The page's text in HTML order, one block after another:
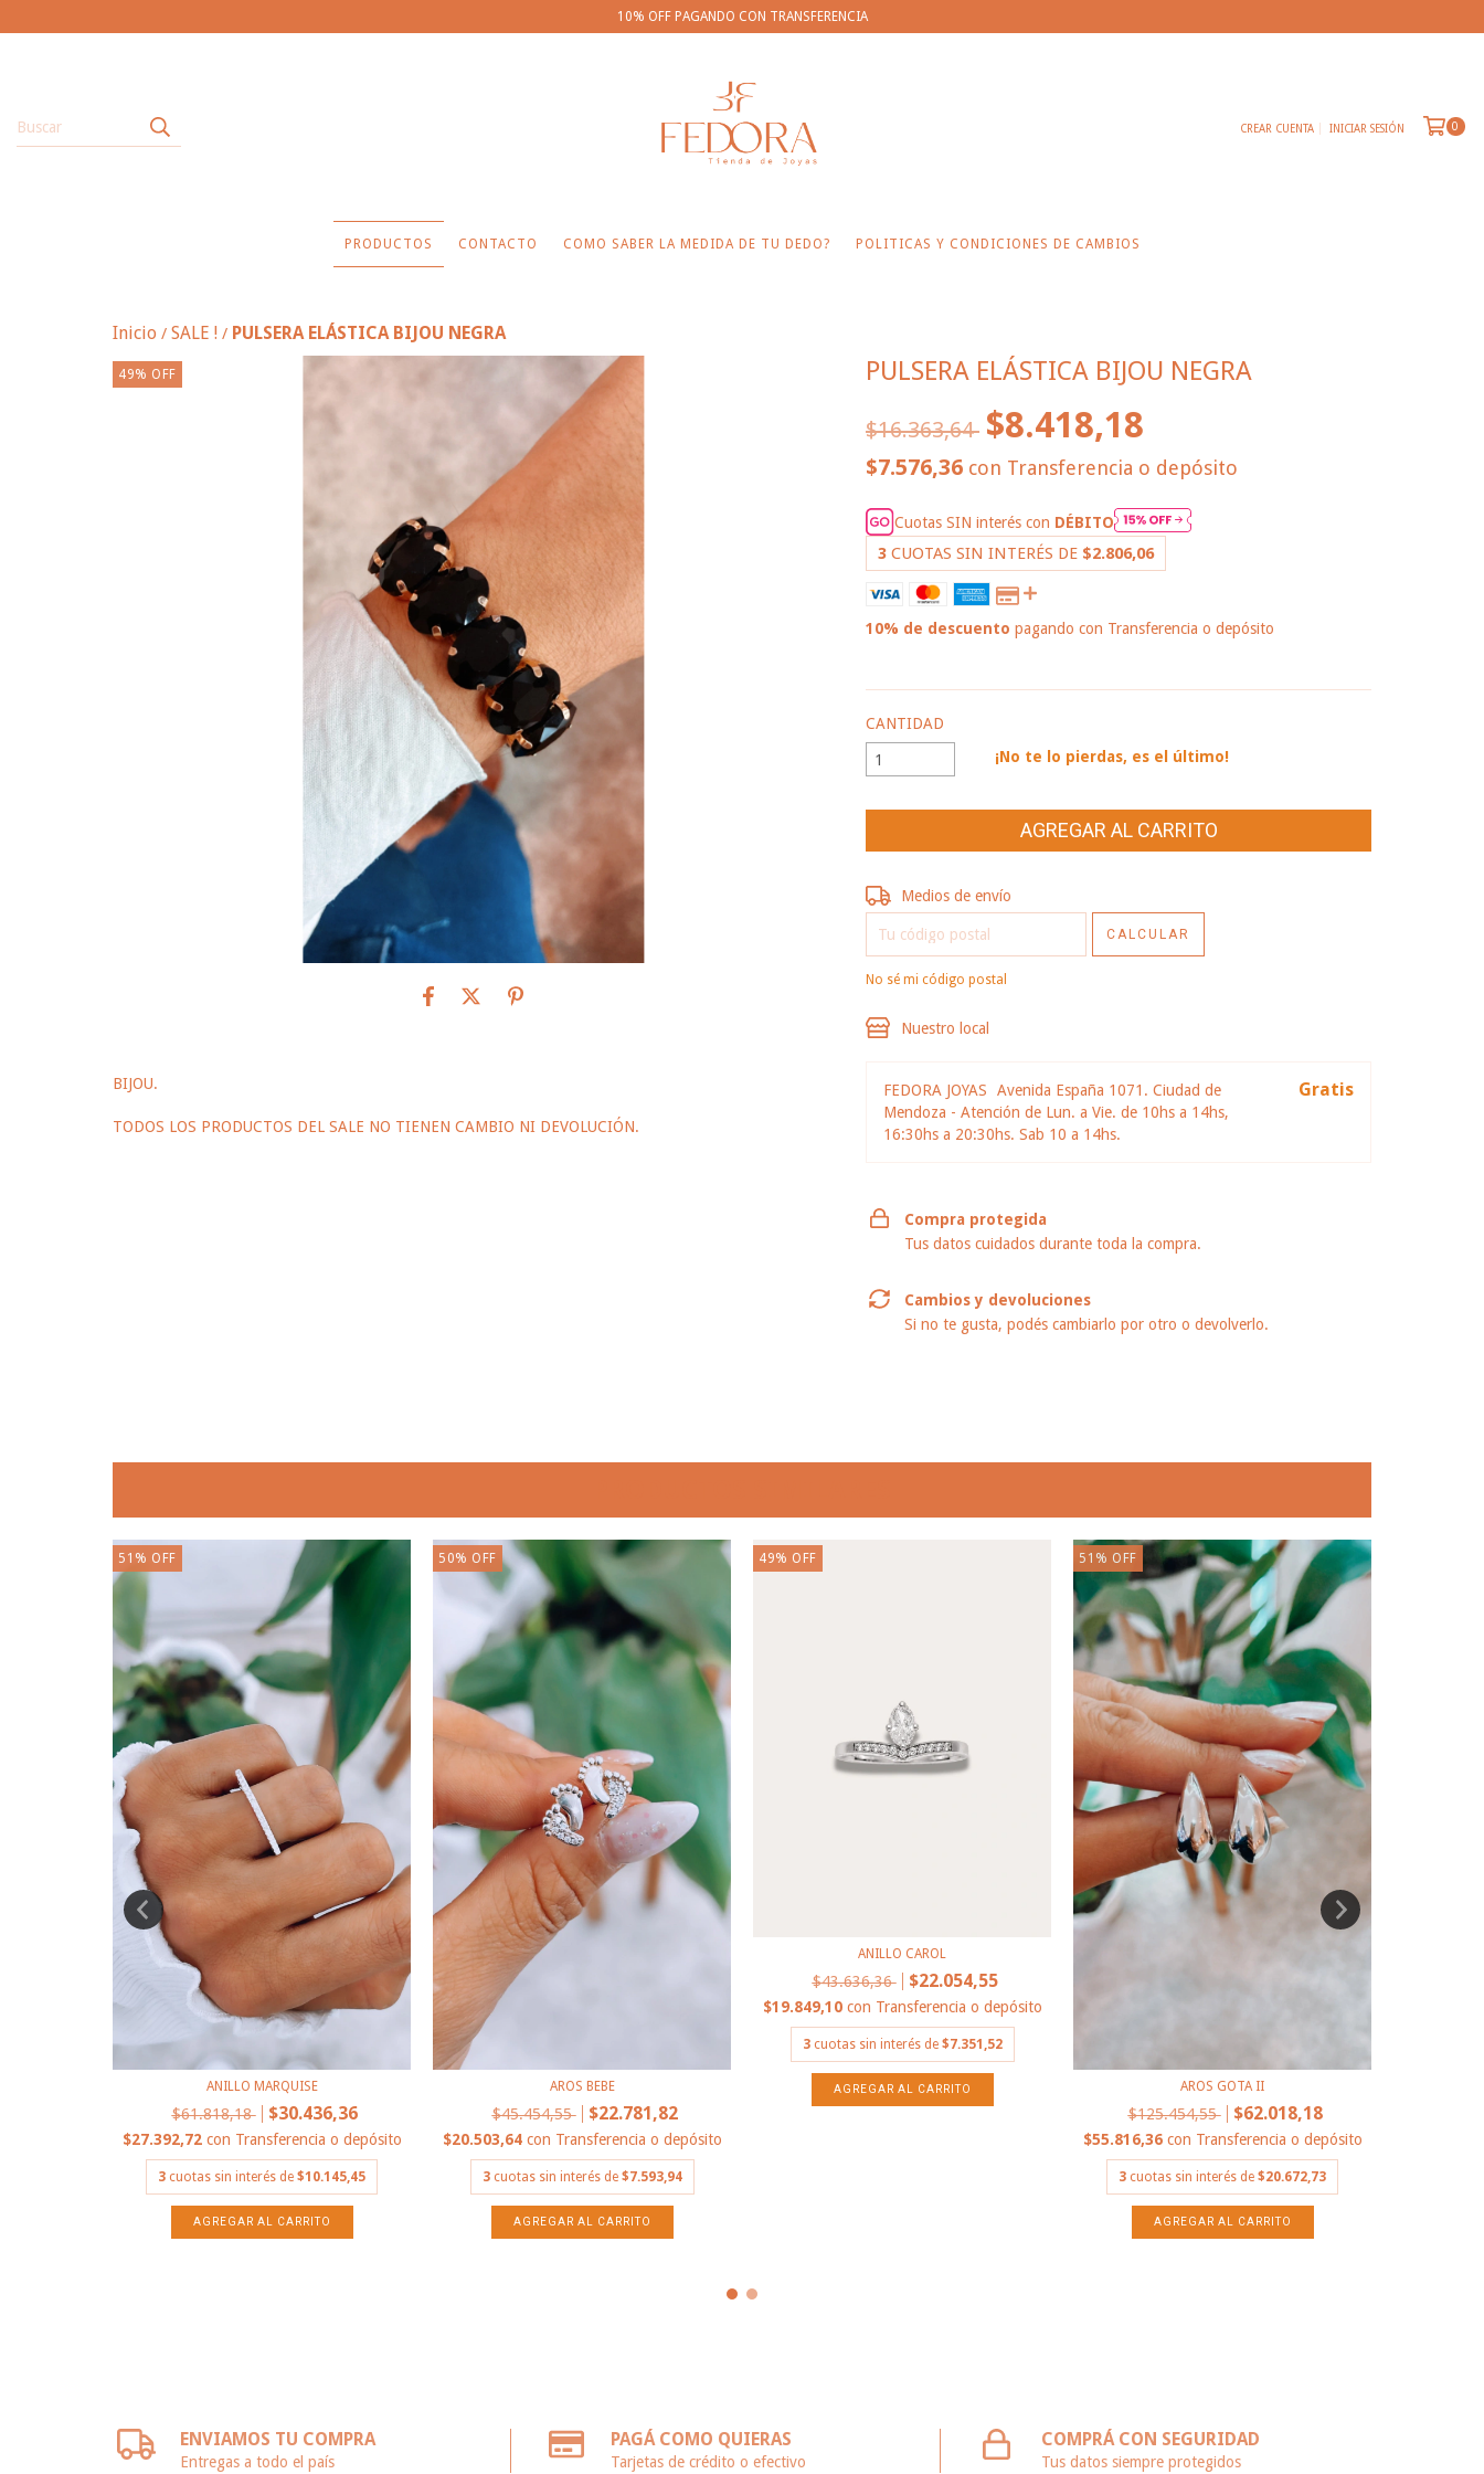
10% OFF PAGANDO CON TRANSFERENCIA
CREAR CUENTA INICIAR SESIÓN 0
PRODUCTOS CONTACTO COMO SABER LA MEDIDA DE TU DEDO? POLITICAS Y CONDICIONES DE CAMBIOS
Inicio / SALE ! / PULSERA ELÁSTICA BIJOU NEGRA
49% OFF
BIJOU.
TODOS LOS PRODUCTOS DEL SALE NO TIENEN CAMBIO NI DEVOLUCIÓN.
PULSERA ELÁSTICA BIJOU NEGRA
$16.363,64 $8.418,18
$7.576,36 con Transferencia o depósito
Cuotas SIN interés con DÉBITO
3 CUOTAS SIN INTERÉS DE $2.806,06
10% de descuento pagando con Transferencia o depósito
CANTIDAD
¡No te lo pierdas, es el último!
Entregas para el CP:
Medios de envío
CALCULAR
No sé mi código postal
Nuestro local
FEDORA JOYAS
Avenida España 1071. Ciudad de
Mendoza - Atención de Lun. a Vie. de 10hs a 14hs,
16:30hs a 20:30hs. Sab 10 a 14hs.
Gratis
Compra protegida
Tus datos cuidados durante toda la compra.
Cambios y devoluciones
Si no te gusta, podés cambiarlo por otro o devolverlo.
51 % OFF
ANILLO MARQUISE
$61.818,18 $30.436,36
$27.392,72 con Transferencia o depósito
3 cuotas sin interés de $10.145,45
50% OFF
AROS BEBE
$45.454,55 $22.781,82
$20.503,64 con Transferencia o depósito
3 cuotas sin interés de $7.593,94
49% OFF
ANILLO CAROL
$43.636,36 $22.054,55
$19.849,10 con Transferencia o depósito
3 cuotas sin interés de $7.351,52
51 % OFF
AROS GOTA II
$125.454,55 $62.018,18
$55.816,36 con Transferencia o depósito
3 cuotas sin interés de $20.672,73
ENVIAMOS TU COMPRA
Entregas a todo el país
PAGÁ COMO QUIERAS
Tarjetas de crédito o efectivo
COMPRÁ CON SEGURIDAD
Tus datos siempre protegidos